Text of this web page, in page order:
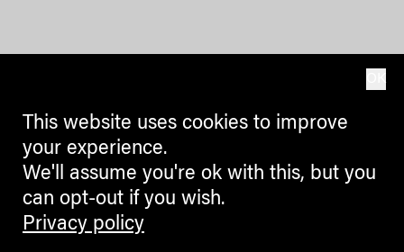
This website uses cookies to improve
your experience.
We'll assume you're ok with this, but you
can opt-out if you wish.
Privacy policy